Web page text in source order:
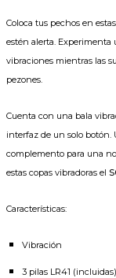
Coloca tus pechos en
estén alerta. Experimenta
vibraciones mientras las
pezones.
Cuenta con una bala
interfaz de un solo botón.
complemento para una
estas copas vibradoras el
Características:
Vibración
3 pilas LR41 (incluidas)